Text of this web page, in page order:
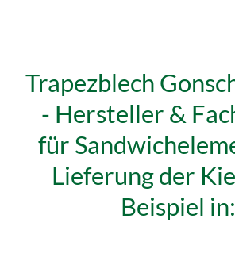
Trapezblech
- Hersteller &
für
Lieferung der
Beispiel in: